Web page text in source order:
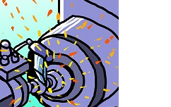
請求
大学院の資料請求